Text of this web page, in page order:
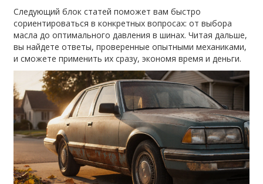
Следующий блок статей поможет вам быстро
сориентироваться в конкретных вопросах: от выбора
масла до оптимального давления в шинах. Читая дальше,
вы найдете ответы, проверенные опытными механиками,
и сможете применить их сразу, экономя время и деньги.